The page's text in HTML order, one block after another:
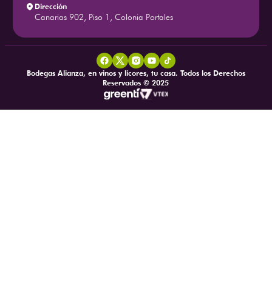
Dirección
Canarias 902, Piso 1, Colonia Portales
Bodegas Alianza, en vinos y licores, tu casa. Todos los Derechos
Reservados © 2025